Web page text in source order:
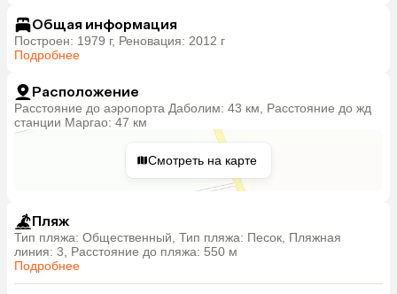
Общая информация
Построен: 1979 г, Реновация: 2012 г
Подробнее
Расположение
Расстояние до аэропорта Даболим: 43 км, Расстояние до жд
станции Маргао: 47 км
Смотреть на карте
Пляж
Тип пляжа: Общественный, Тип пляжа: Песок, Пляжная
линия: 3, Расстояние до пляжа: 550 м
Подробнее